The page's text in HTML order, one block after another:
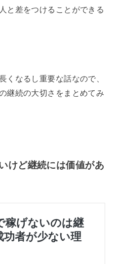
と差をつけることができる
くなるし重要な話なので、
継続の大切さをまとめてみ
けど継続には価値があ